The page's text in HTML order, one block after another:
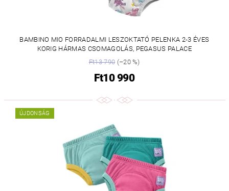
BAMBINO MIO FORRADALMI LESZOKTATÓ PELENKA 2-3 ÉVES
KORIG HÁRMAS CSOMAGOLÁS, PEGASUS PALACE
Ft13 790(–20 %)
Ft10 990
ÚJDONSÁG